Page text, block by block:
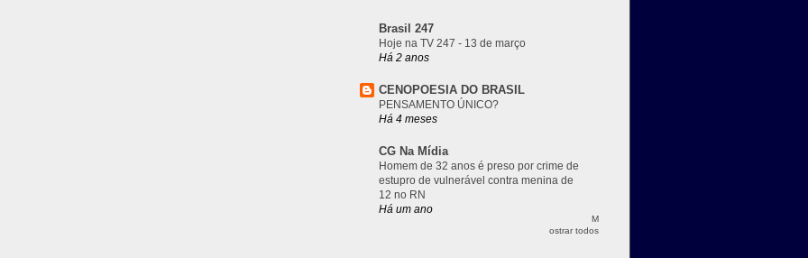
Brasil 247
Hoje na TV 247 - 13 de março
Há 2 anos
CENOPOESIA DO BRASIL
PENSAMENTO ÚNICO?
Há 4 meses
CG Na Mídia
Homem de 32 anos é preso por crime de
estupro de vulnerável contra menina de
12 no RN
Há um ano
M
ostrar todos